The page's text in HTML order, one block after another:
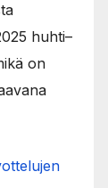
huhti–
on